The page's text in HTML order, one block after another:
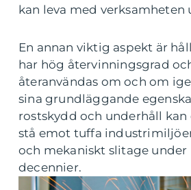
kan leva med verksamheten
En annan viktig aspekt är
har hög återvinningsgrad
återanvändas om och om
sina grundläggande
rostskydd och underhåll
stå emot tuffa
och mekaniskt slitage under
decennier.